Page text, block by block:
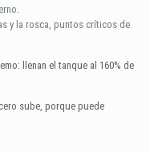
y la rosca, puntos críticos de
llenan el tanque al 160% de
sube, porque puede